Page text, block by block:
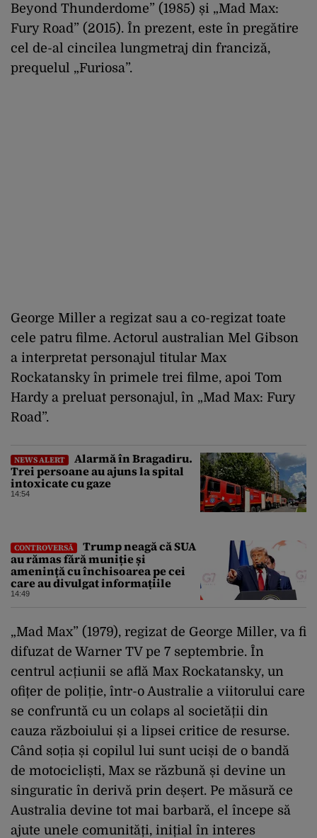
Beyond Thunderdome” (1985) și „Mad Max:
Fury Road” (2015). În prezent, este în pregătire
cel de-al cincilea lungmetraj din franciză,
prequelul „Furiosa”.
George Miller a regizat sau a co-regizat toate
cele patru filme. Actorul australian Mel Gibson
a interpretat personajul titular Max
Rockatansky în primele trei filme, apoi Tom
Hardy a preluat personajul, în „Mad Max: Fury
Road”.
NEWS ALERT
Alarmă în Bragadiru.
Trei persoane au ajuns la spital
intoxicate cu gaze
14:54
CONTROVERSĂ
Trump neagă că SUA
au rămas fără muniție și
amenință cu închisoarea pe cei
care au divulgat informațiile
14:49
„Mad Max” (1979), regizat de George Miller, va fi
difuzat de Warner TV pe 7 septembrie. În
centrul acțiunii se află Max Rockatansky, un
ofițer de poliție, într-o Australie a viitorului care
se confruntă cu un colaps al societății din
cauza războiului și a lipsei critice de resurse.
Când soția și copilul lui sunt uciși de o bandă
de motocicliști, Max se răzbună și devine un
singuratic în derivă prin deșert. Pe măsură ce
Australia devine tot mai barbară, el începe să
ajute unele comunități, inițial în interes